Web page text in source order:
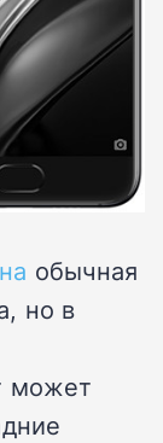
обычная
но в
может